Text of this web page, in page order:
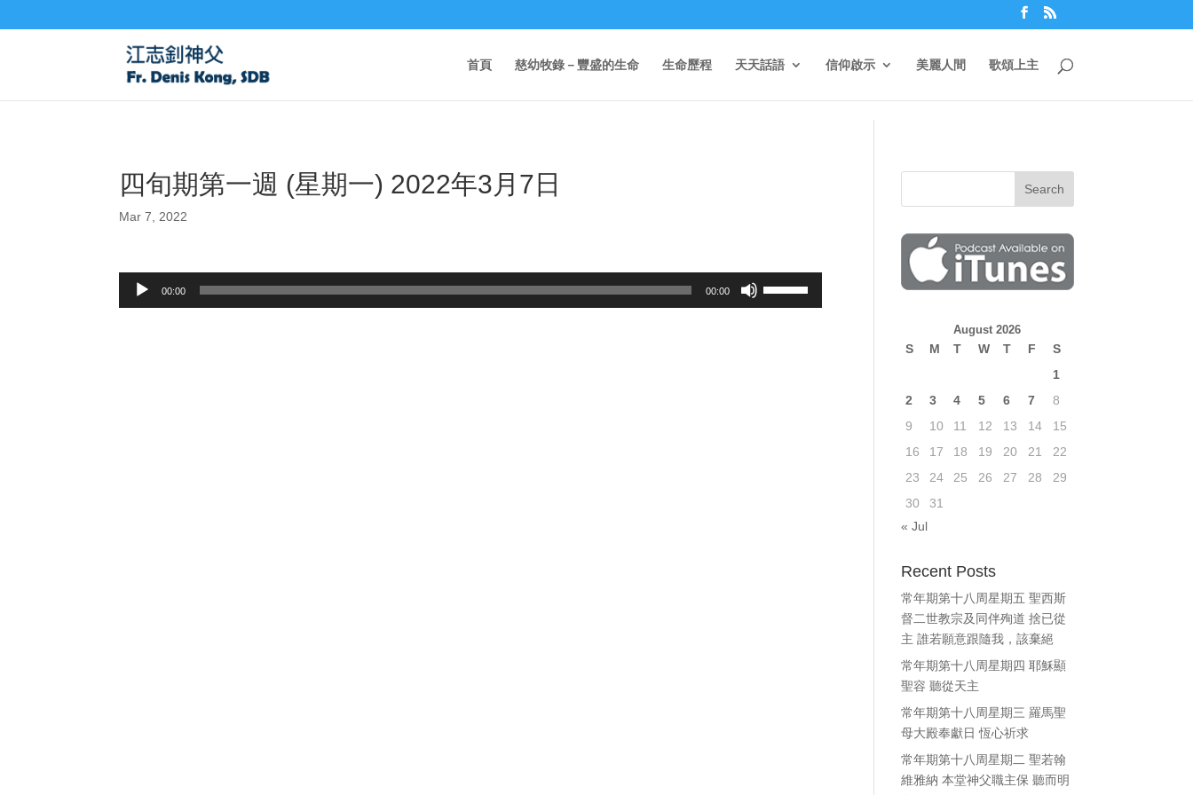
首頁 慈幼牧錄－豐盛的生命 生命歷程 天天話語 信仰啟示 美麗人間 歌頌上主
四旬期第一週 (星期一) 2022年3月7日
Mar 7, 2022
Audio
00:00 00:00
August 2026
S M T W T F
S
1
2
3 4 5 6 7
8
9
10 11 12 13 14
15
16
17 18 19 20 21
22
23
24 25 26 27 28
29
30
31
« Jul
Recent Posts
常年期第十八周星期五 聖西斯
督二世教宗及同伴殉道 捨已從
主 誰若願意跟隨我，該棄絕
常年期第十八周星期四 耶穌顯
聖容 聽從天主
常年期第十八周星期三 羅馬聖
母大殿奉獻日 恆心祈求
常年期第十八周星期二 聖若翰
維雅納 本堂神父職主保 聽而明